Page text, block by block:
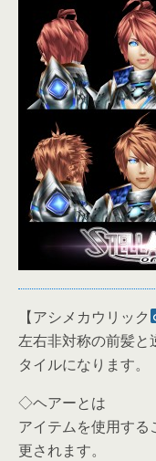
【アシメカウリック
左右非対称の前髪と
タイルになります。
◇ヘアーとは
アイテムを使用す
更されます。